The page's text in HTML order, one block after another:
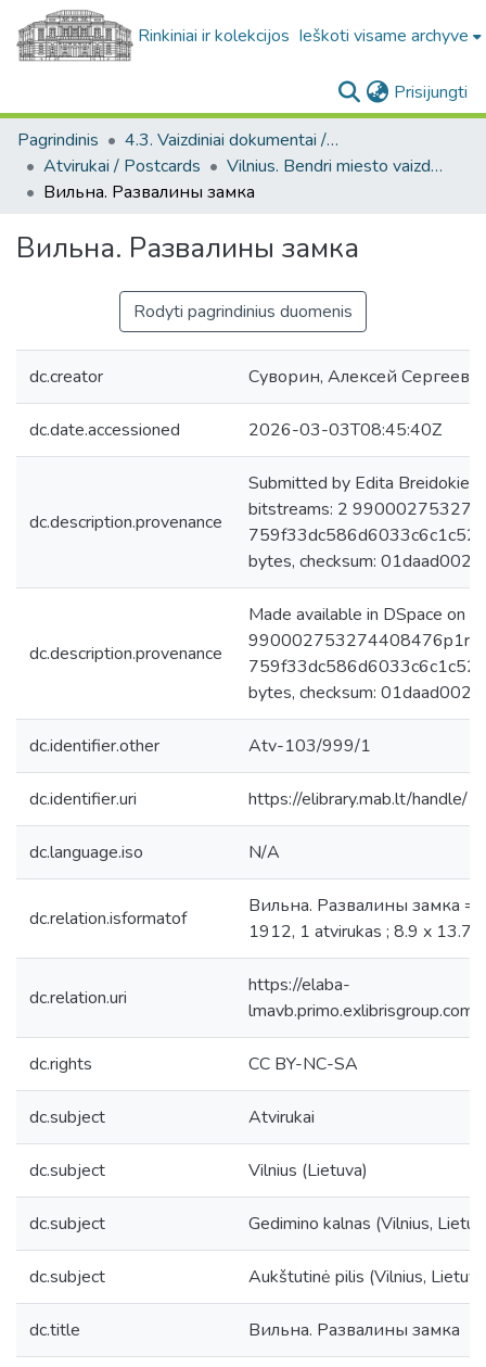
Rinkiniai ir kolekcijos Ieškoti visame archyve
Prisijungti
Pagrindinis
4.3. Vaizdiniai dokumentai / Visual documents
Atvirukai / Postcards
Vilnius. Bendri miesto vaizdai : miesto ir jo apylinkių fotografinių atvirukų rinkinys
Вильна. Развалины замка
Вильна. Развалины замка
Rodyti pagrindinius duomenis
dc.creator Суворин, Алексей
dc.date.accessioned 2026-03-03T08:45:40Z
dc.description.provenance
Submitted by Edita
bitstreams: 2
bytes, checksum:
dc.description.provenance
Made available in DSpace on
bytes, checksum:
dc.identifier.other Atv-103/999/1
dc.identifier.uri https://elibrary.mab.lt/handle/
dc.language.iso N/A
dc.relation.isformatof
Вильна. Развалины замка =
1912, 1 atvirukas ; 8.9 x 13.7
dc.relation.uri
https://elaba-
dc.rights CC BY-NC-SA
dc.subject Atvirukai
dc.subject Vilnius (Lietuva)
dc.subject Gedimino kalnas (Vilnius,
dc.subject Aukštutinė pilis (Vilnius,
dc.title Вильна. Развалины замка